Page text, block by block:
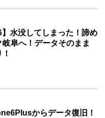
】水没してしまった！諦め
阜へ！データそのまま
からデータ復旧！